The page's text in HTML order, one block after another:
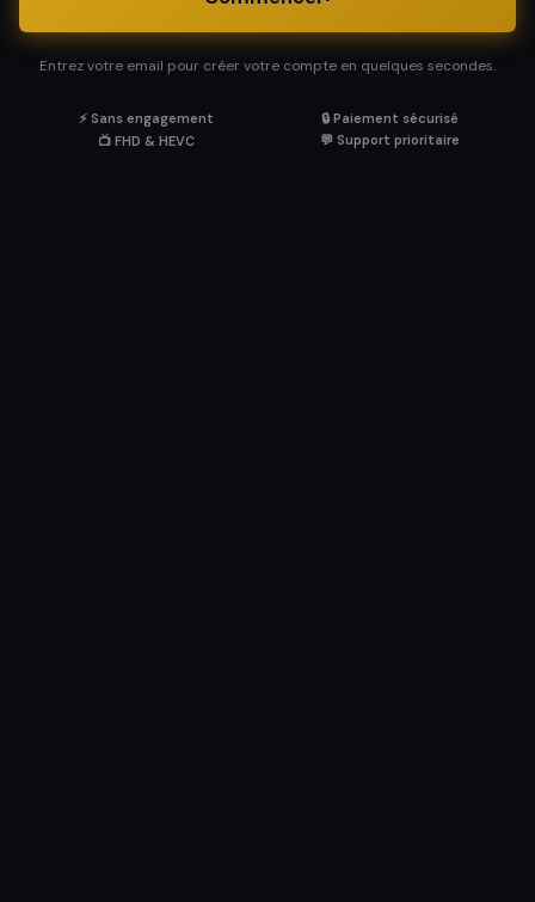
Entrez votre email pour créer votre compte en quelques secondes.
⚡ Sans engagement
🔒 Paiement sécurisé
📺 FHD & HEVC
💬 Support prioritaire